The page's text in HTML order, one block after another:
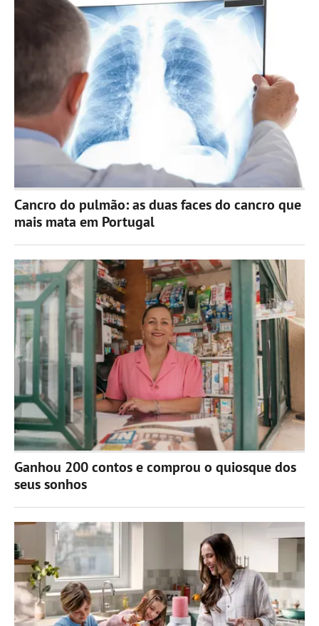
Cancro do pulmão: as duas faces do cancro que
mais mata em Portugal
Ganhou 200 contos e comprou o quiosque dos
seus sonhos